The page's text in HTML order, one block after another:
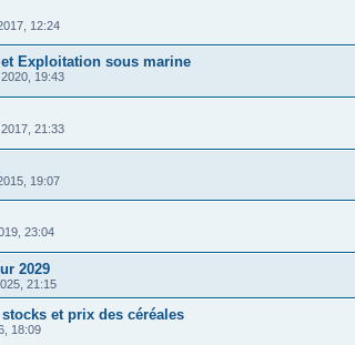
12:24
Exploitation sous marine
19:43
21:33
19:07
23:04
2029
21:15
et prix des céréales
18:09